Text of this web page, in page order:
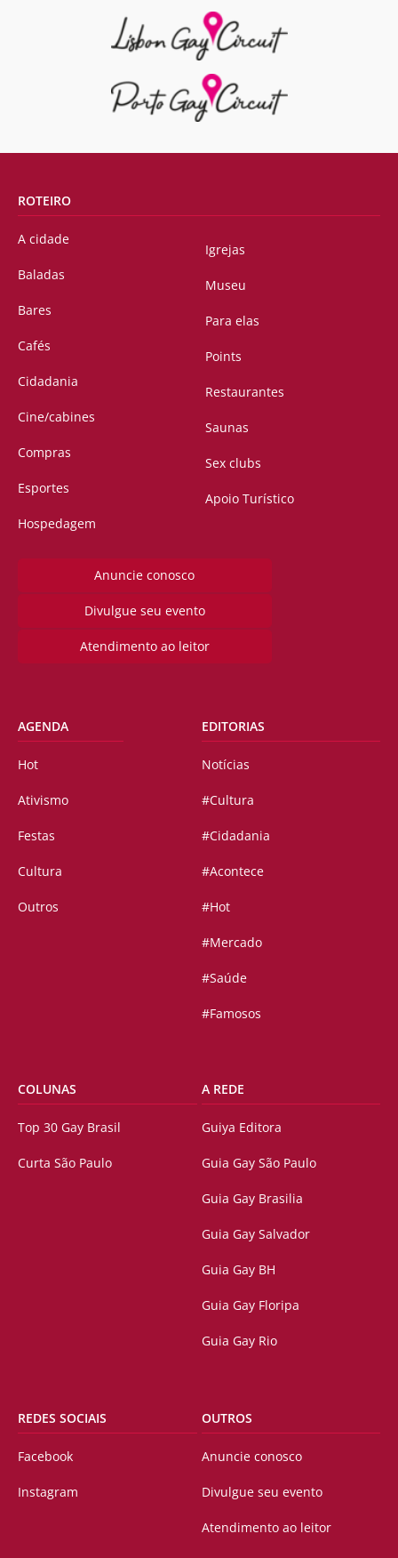
ROTEIRO
A cidade
Baladas
Bares
Cafés
Cidadania
Cine/cabines
Compras
Esportes
Hospedagem
Igrejas
Museu
Para elas
Points
Restaurantes
Saunas
Sex clubs
Apoio Turístico
Anuncie conosco
Divulgue seu evento
Atendimento ao leitor
AGENDA
Hot
Ativismo
Festas
Cultura
Outros
EDITORIAS
Notícias
#Cultura
#Cidadania
#Acontece
#Hot
#Mercado
#Saúde
#Famosos
COLUNAS
Top 30 Gay Brasil
Curta São Paulo
A REDE
Guiya Editora
Guia Gay São Paulo
Guia Gay Brasilia
Guia Gay Salvador
Guia Gay BH
Guia Gay Floripa
Guia Gay Rio
REDES SOCIAIS
Facebook
Instagram
OUTROS
Anuncie conosco
Divulgue seu evento
Atendimento ao leitor